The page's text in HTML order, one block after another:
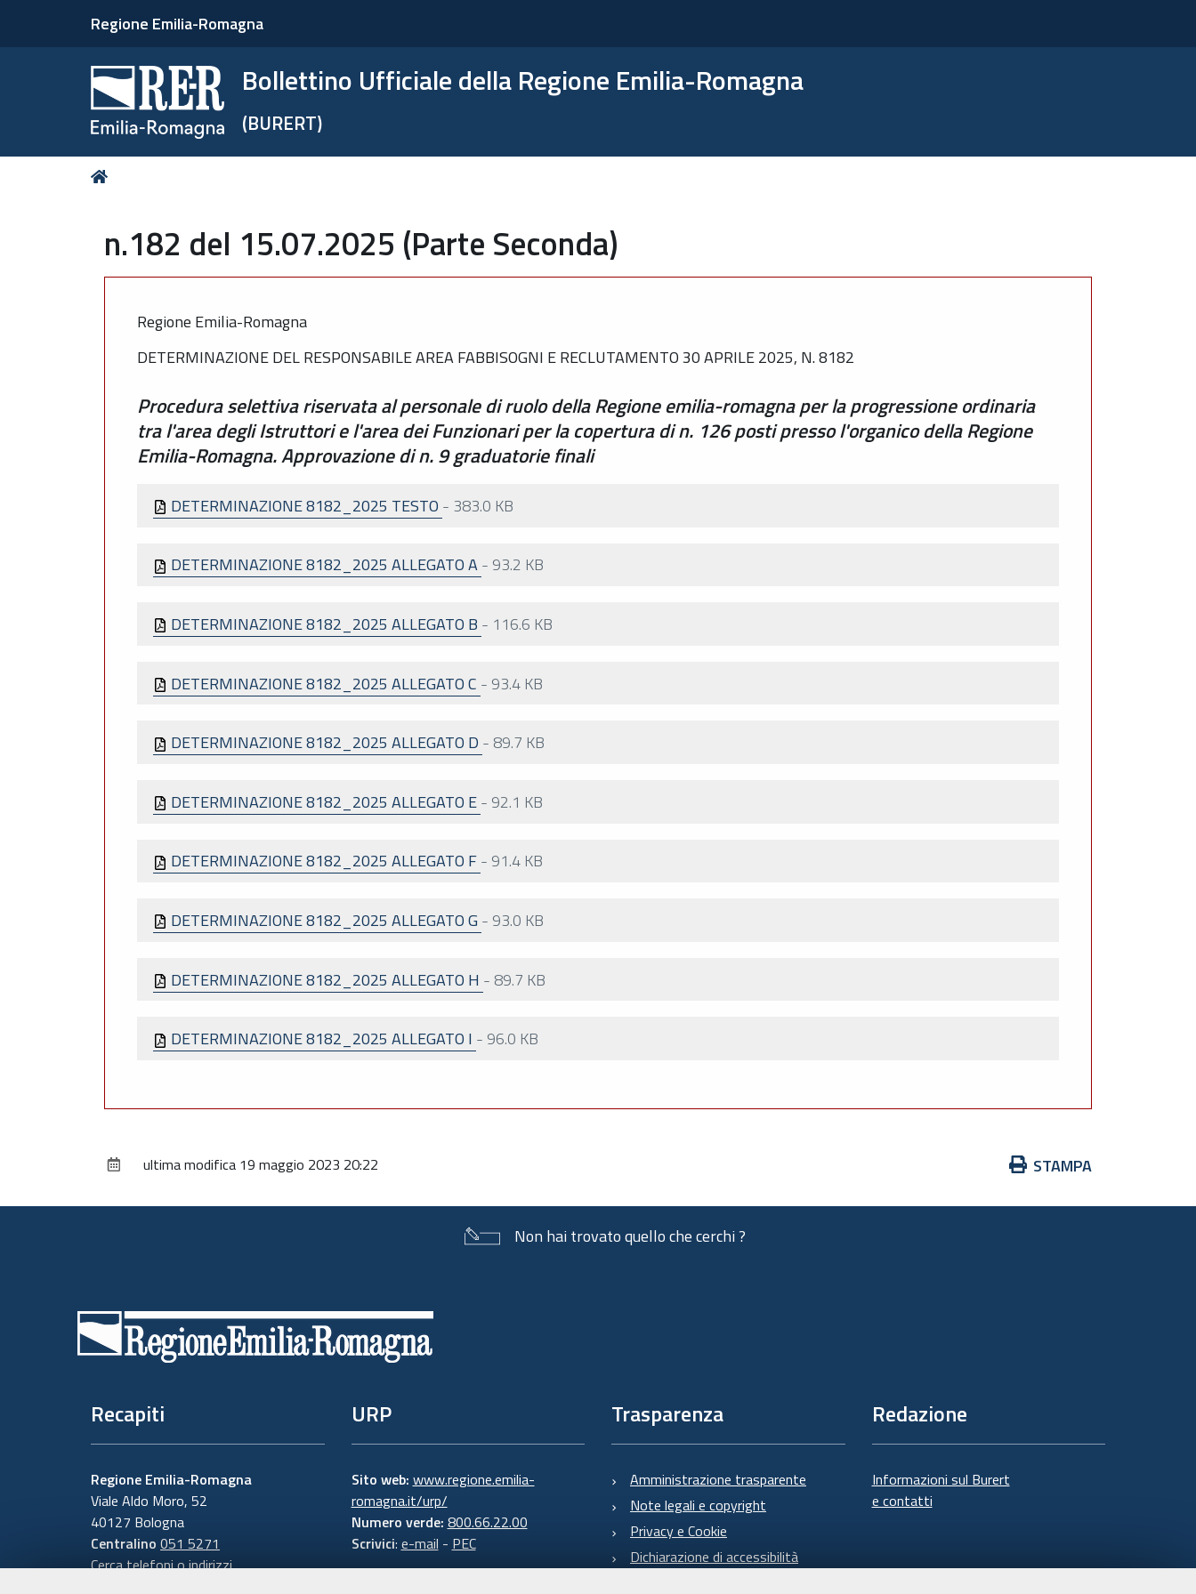
Regione Emilia-Romagna
Bollettino Ufficiale della Regione Emilia-Romagna
(BURERT)
Tu
n.182 del 15.07.2025 (Parte Seconda)
Regione Emilia-Romagna
DETERMINAZIONE DEL RESPONSABILE AREA FABBISOGNI E RECLUTAMENTO 30 APRILE 2025, N. 8182
Procedura selettiva riservata al personale di ruolo della Regione emilia-romagna per la progressione ordinaria
tra l'area degli Istruttori e l'area dei Funzionari per la copertura di n. 126 posti presso l'organico della Regione
Emilia-Romagna. Approvazione di n. 9 graduatorie finali
DETERMINAZIONE 8182_2025 TESTO - 383.0 KB
DETERMINAZIONE 8182_2025 ALLEGATO A- 93.2 KB
DETERMINAZIONE 8182_2025 ALLEGATO B - 116.6 KB
DETERMINAZIONE 8182_2025 ALLEGATO C - 93.4 KB
DETERMINAZIONE 8182_2025 ALLEGATO D - 89.7 KB
DETERMINAZIONE 8182_2025 ALLEGATO E- 92.1 KB
DETERMINAZIONE 8182_2025 ALLEGATO F- 91.4 KB
DETERMINAZIONE 8182_2025 ALLEGATO G - 93.0 KB
DETERMINAZIONE 8182_2025 ALLEGATO H - 89.7 KB
DETERMINAZIONE 8182_2025 ALLEGATO I - 96.0 KB
Azioni
documento
STAMPA
ultima modifica 19 maggio 2023 20:22
Non hai trovato quello che cerchi ?
Recapiti
Regione Emilia-Romagna
Viale Aldo Moro, 52
40127 Bologna
Centralino 051 5271
Cerca telefoni o indirizzi
URP
Sito web: www.regione.emilia-
romagna.it/urp/
Numero verde: 800.66.22.00
Scrivici: e-mail - PEC
Trasparenza
Amministrazione trasparente
Note legali e copyright
Privacy e Cookie
Dichiarazione di accessibilità
Redazione
Informazioni sul Burert
e contatti